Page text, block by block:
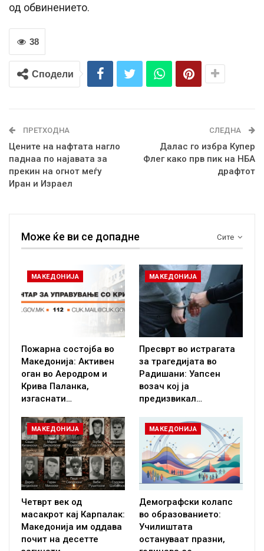
од обвинението.
38
Сподели
ПРЕТХОДНА
Цените на нафтата нагло
паднаа по најавата за
прекин на огнот меѓу
Иран и Израел
СЛЕДНА
Далас го избра Купер
Флег како прв пик на НБА
драфтот
Сите
Може ќе ви се допадне
МАКЕДОНИЈА
Пожарна состојба во
Македонија: Активен
оган во Аеродром и
Крива Паланка,
изгаснати…
МАКЕДОНИЈА
Пресврт во истрагата
за трагедијата во
Радишани: Уапсен
возач кој ја
предизвикал…
МАКЕДОНИЈА
Четврт век од
масакрот кај Карпалак:
Македонија им оддава
почит на десетте
МАКЕДОНИЈА
Демографски колапс
во образованието:
Училиштата
остануваат празни,